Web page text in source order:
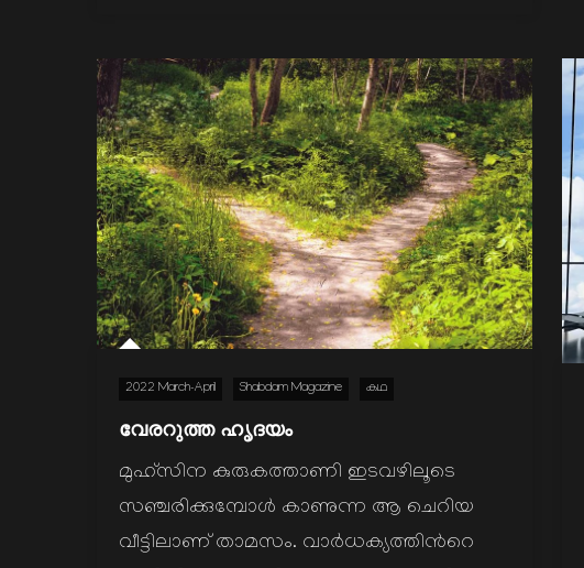
2022 March-April Shabdam Magazine കഥ
വേരറുത്ത ഹൃദയം
മുഹ്സിന കുരുകത്താണി ഇടവഴിലൂടെ
സഞ്ചരിക്കുമ്പോള്‍ കാണുന്ന ആ ചെറിയ
വീട്ടിലാണ് താമസം. വാര്‍ധക്യത്തിന്‍റെ